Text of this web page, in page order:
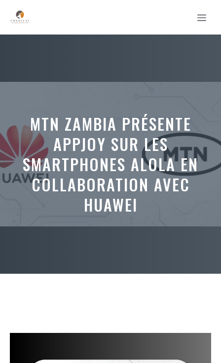
contenu
MTN ZAMBIA PRÉSENTE
APPJOY SUR LES
SMARTPHONES ALOLA EN
COLLABORATION AVEC
HUAWEI